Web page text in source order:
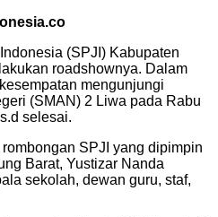
(SPJI) Kabupaten
roadshownya. Dalam
mengunjungi
(SMAN) 2 Liwa pada Rabu
selesai.
SPJI yang dipimpin
Barat, Yustizar Nanda
sekolah, dewan guru, staf,